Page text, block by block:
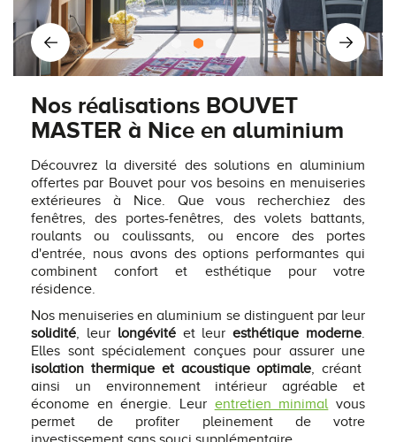
Nos réalisations BOUVET
MASTER à Nice en aluminium
Découvrez la diversité des solutions en aluminium
offertes par Bouvet pour vos besoins en menuiseries
extérieures à Nice. Que vous recherchiez des
fenêtres, des portes-fenêtres, des volets battants,
roulants ou coulissants, ou encore des portes
d'entrée, nous avons des options performantes qui
combinent confort et esthétique pour votre
résidence.
Nos menuiseries en aluminium se distinguent par leur
solidité, leur longévité et leuresthétique moderne.
Elles sont spécialement conçues pour assurer une
isolation thermique et acoustique optimale, créant
ainsi un environnement intérieur agréable et
économe en énergie. Leur entretien minimalvous
permet de profiter pleinement de votre